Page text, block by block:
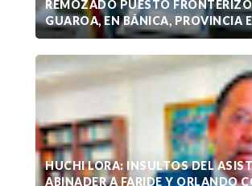
REMOZADO PUESTO
GUAROA, EN BÁNICA, PROVINCIA
HUCHI LORA: INSULTOS DEL
ABINADER A FARIDE Y ORLANDO